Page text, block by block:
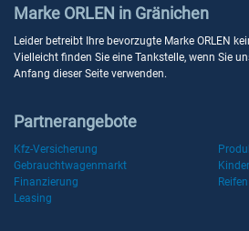
Marke ORLEN in Gränichen
Leider betreibt Ihre bevorzugte Marke ORLEN
Vielleicht finden Sie eine Tankstelle, wenn Sie
Anfang dieser Seite verwenden.
Partnerangebote
Kfz-Versicherung
Gebrauchtwagenmarkt
Finanzierung
Reifen
Leasing